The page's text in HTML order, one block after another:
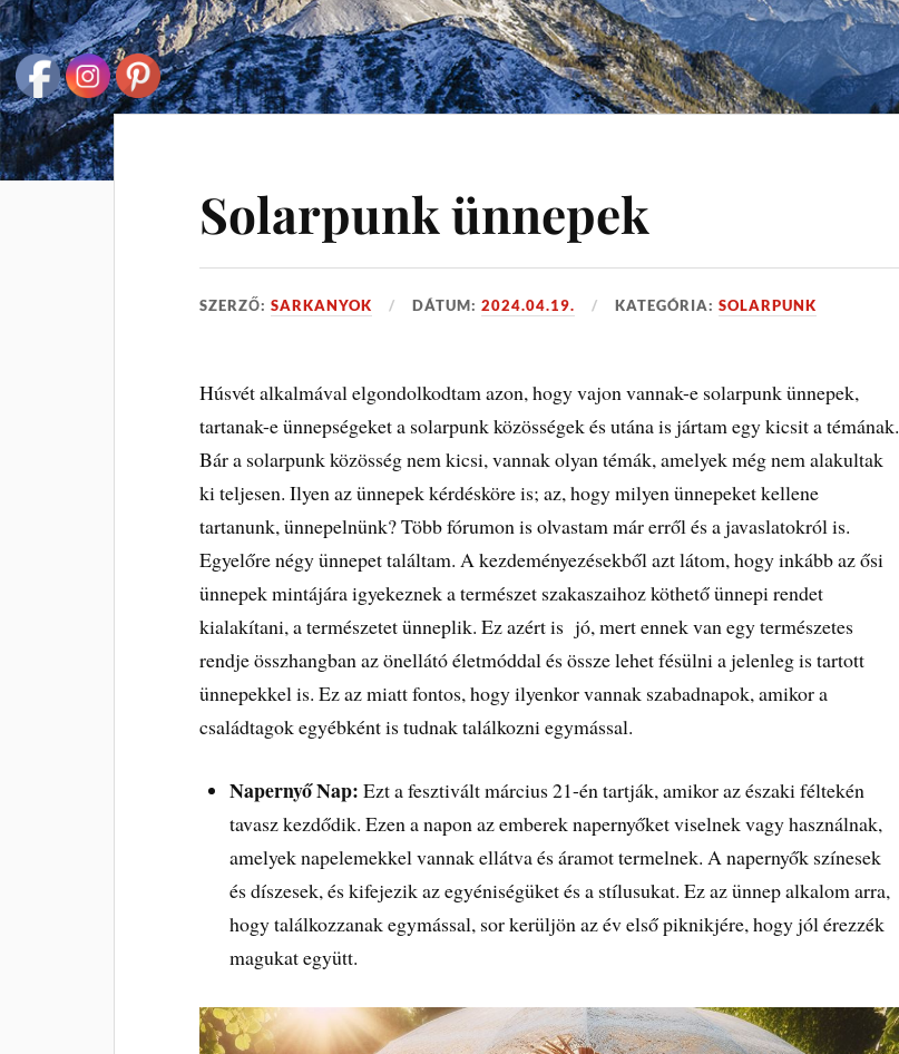
Solarpunk ünnepek
SZERZŐ:SARKANYOK DÁTUM:2024.04.19. KATEGÓRIA:SOLARPUNK
Húsvét alkalmával elgondolkodtam azon, hogy vajon vannak-e solarpunk ünnepek,
tartanak-e ünnepségeket a solarpunk közösségek és utána is jártam egy kicsit a témának.
Bár a solarpunk közösség nem kicsi, vannak olyan témák, amelyek még nem alakultak
ki teljesen. Ilyen az ünnepek kérdésköre is; az, hogy milyen ünnepeket kellene
tartanunk, ünnepelnünk? Több fórumon is olvastam már erről és a javaslatokról is.
Egyelőre négy ünnepet találtam. A kezdeményezésekből azt látom, hogy inkább az ősi
ünnepek mintájára igyekeznek a természet szakaszaihoz köthető ünnepi rendet
kialakítani, a természetet ünneplik. Ez azért is jó, mert ennek van egy természetes
rendje összhangban az önellátó életmóddal és össze lehet fésülni a jelenleg is tartott
ünnepekkel is. Ez az miatt fontos, hogy ilyenkor vannak szabadnapok, amikor a
családtagok egyébként is tudnak találkozni egymással.
Napernyő Nap: Ezt a fesztivált március 21-én tartják, amikor az északi féltekén
tavasz kezdődik. Ezen a napon az emberek napernyőket viselnek vagy használnak,
amelyek napelemekkel vannak ellátva és áramot termelnek. A napernyők színesek
és díszesek, és kifejezik az egyéniségüket és a stílusukat. Ez az ünnep alkalom arra,
hogy találkozzanak egymással, sor kerüljön az év első piknikjére, hogy jól érezzék
magukat együtt.